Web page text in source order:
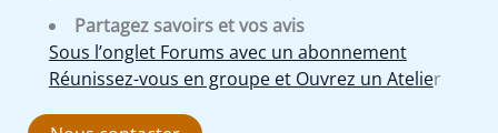
Partagez savoirs et vos avis
Sous l’onglet Forums avec un abonnement
Réunissez-vous en groupe et Ouvrez un Atelier